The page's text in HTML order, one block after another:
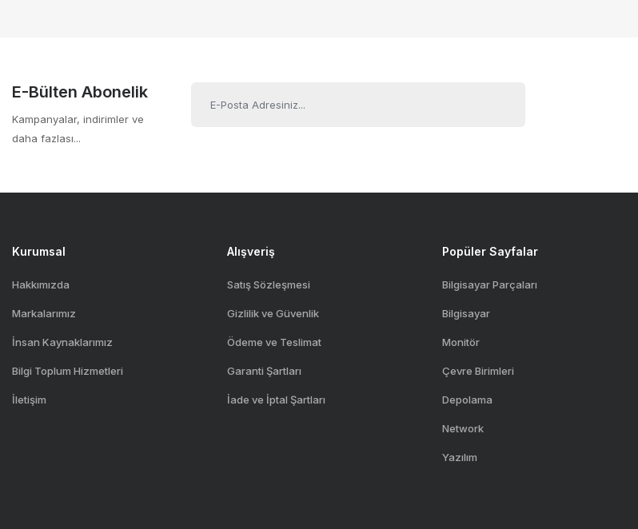
E-Bülten Abonelik
Kampanyalar, indirimler ve
daha fazlası...
Kurumsal
Hakkımızda
Markalarımız
İnsan Kaynaklarımız
Bilgi Toplum Hizmetleri
İletişim
Alışveriş
Satış Sözleşmesi
Gizlilik ve Güvenlik
Ödeme ve Teslimat
Garanti Şartları
İade ve İptal Şartları
Popüler Sayfalar
Bilgisayar Parçaları
Bilgisayar
Monitör
Çevre Birimleri
Depolama
Network
Yazılım